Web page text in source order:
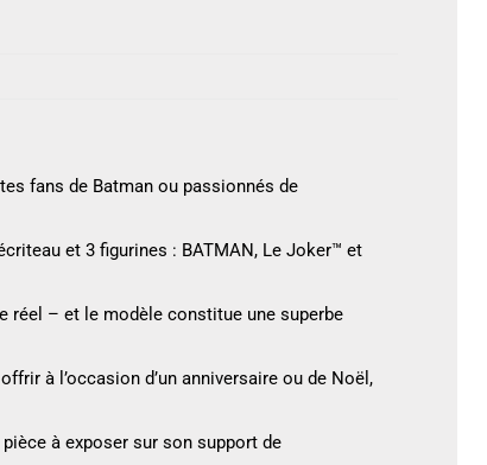
fans de Batman ou passionnés de
et 3 figurines : BATMAN, Le Joker™ et
réel – et le modèle constitue une superbe
à l’occasion d’un anniversaire ou de Noël,
à exposer sur son support de